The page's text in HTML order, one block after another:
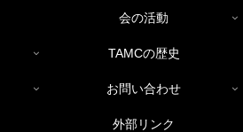
会の活動
TAMCの歴史
お問い合わせ
外部リンク